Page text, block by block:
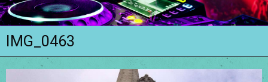
Le ROCK
Groupe Démo - Animations
PHOTOS
IMG_0463